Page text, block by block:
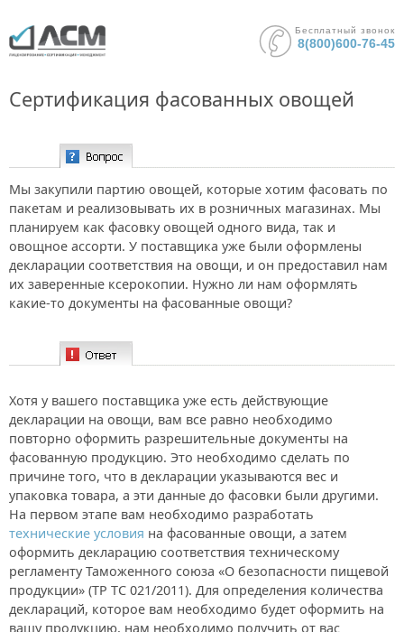
Бесплатный звонок
8(800)600-76-45
Сертификация фасованных овощей
Вопрос:
Мы закупили партию овощей, которые хотим фасовать по
пакетам и реализовывать их в розничных магазинах. Мы
планируем как фасовку овощей одного вида, так и
овощное ассорти. У поставщика уже были оформлены
декларации соответствия на овощи, и он предоставил нам
их заверенные ксерокопии. Нужно ли нам оформлять
какие-то документы на фасованные овощи?
Хотя у вашего поставщика уже есть действующие
декларации на овощи, вам все равно необходимо
повторно оформить разрешительные документы на
фасованную продукцию. Это необходимо сделать по
причине того, что в декларации указываются вес и
упаковка товара, а эти данные до фасовки были другими.
На первом этапе вам необходимо разработать
технические условия на фасованные овощи, а затем
оформить декларацию соответствия техническому
регламенту Таможенного союза «О безопасности пищевой
продукции» (ТР ТС 021/2011). Для определения количества
деклараций, которое вам необходимо будет оформить на
вашу продукцию, нам необходимо получить от вас